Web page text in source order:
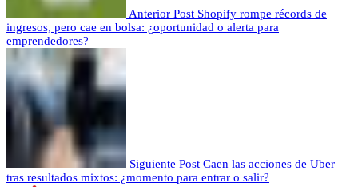
Anterior Post Shopify rompe récords de
ingresos, pero cae en bolsa: ¿oportunidad o alerta para
emprendedores?
Siguiente Post Caen las acciones de Uber
tras resultados mixtos: ¿momento para entrar o salir?